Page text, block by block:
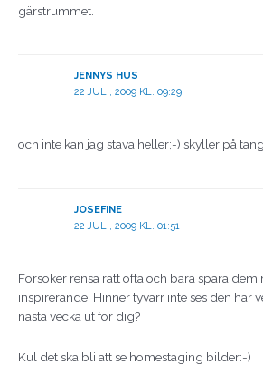
gärstrummet.
JENNYS HUS
22 JULI, 2009 KL. 09:29
och inte kan jag stava heller;-) skyller på
JOSEFINE
22 JULI, 2009 KL. 01:51
Försöker rensa rätt ofta och bara spara
inspirerande. Hinner tyvärr inte ses den här
nästa vecka ut för dig?
Kul det ska bli att se homestaging bilder:-)